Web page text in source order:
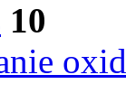
10